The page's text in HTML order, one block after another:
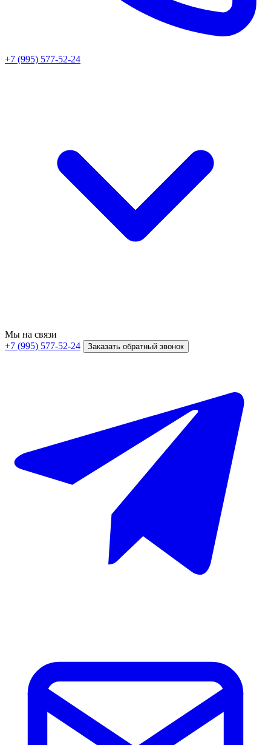
+7 (995) 577-52-24
Мы на связи
+7 (995) 577-52-24
Заказать обратный звонок